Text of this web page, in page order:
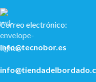
Correo electrónico:
info@tecnobor.es